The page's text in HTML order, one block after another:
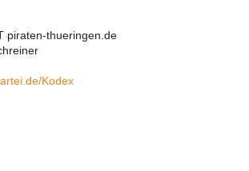
piraten-thueringen.de
Kodex